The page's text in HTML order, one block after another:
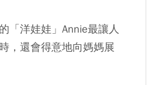
「洋娃娃」Annie最讓人
，還會得意地向媽媽展